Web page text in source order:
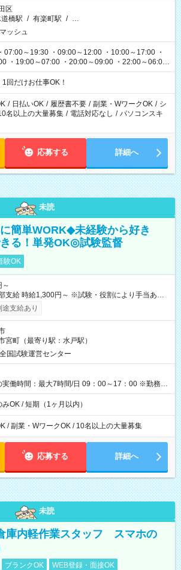
区
橋駅 / 有楽町駅 / …
ッシュ
07:00～19:30 ・09:00～12:00 ・10:00～17:00 ・
・19:00～07:00 ・20:00～09:00 ・22:00～06:00
介！ ※シフトは
回だけお仕事OK！
/ 日払いOK / 履歴書不要 / 副業・WワークOK / シ
名以上の大量募集 / 電話対応なし / パソコンスキ
応募する 詳細へ
未読
簡単WORK◆未経験から好き
る！単発OK◎試験監督
験OK
～
割により手当あり
より昇給あり 【即給（前払い）オプションあ
される場合、勤務から1週間ほどで給与の一部を受け
模擬試験 8:30～17:30（休憩1時間） 時給1,300円
10,400円＋交通費 ※当日の役割により時給＋100
・国家試験 7:00～13:30（休憩なし） 時給1,300
100円）×6時間＝日収8,400円＋交通費 【試用期
なし
支給あり
宮町（最寄り駅：水戸駅）
国試験運営センター
実働時間：最大7時間/日 09：00～17：00 ※勤務時
より異なります。
OK / 短期（1ヶ月以内）
/ 副業・WワークOK / 10名以上の大量募集
応募する 詳細へ
未読
庫内軽作業スタッフ スマホの
ブランクOK WEB登録・面接OK